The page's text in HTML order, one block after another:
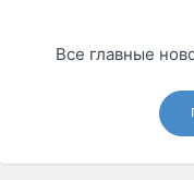
Все главные